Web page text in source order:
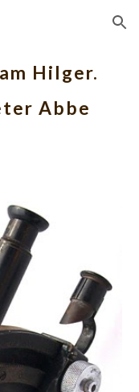
Skip to navigation
Hilger.
Abbe